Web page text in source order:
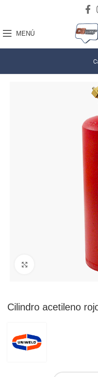
MENÚ
Click para agrandar
Cilindro acetileno